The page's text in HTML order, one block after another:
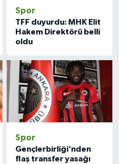
Spor
TFF duyurdu: MHK Elit
Hakem Direktörü belli
oldu
Spor
Gençlerbirliği’nden
flaş transfer yasağı